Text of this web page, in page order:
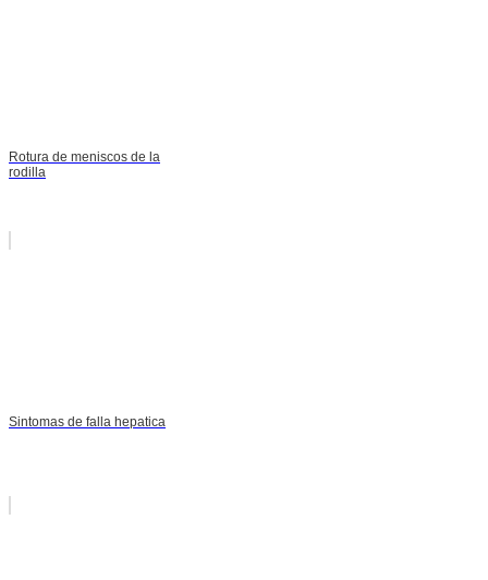
Rotura de meniscos de la
rodilla
Sintomas de falla hepatica